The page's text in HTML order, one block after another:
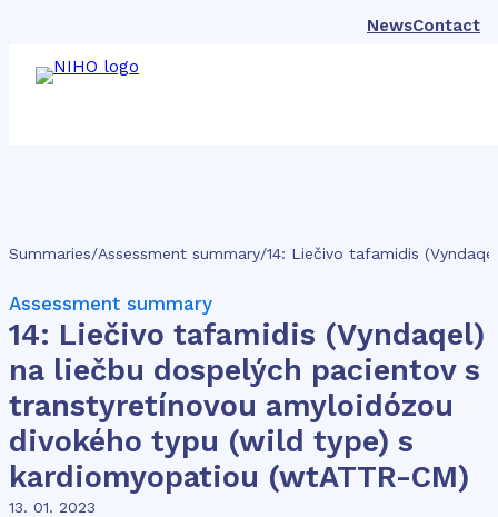
NewsContact
Summaries/Assessment summary/
Assessment summary
14: Liečivo tafamidis (Vyndaqel)
na liečbu dospelých pacientov s
transtyretínovou amyloidózou
divokého typu (wild type) s
kardiomyopatiou (wtATTR-CM)
13. 01. 2023